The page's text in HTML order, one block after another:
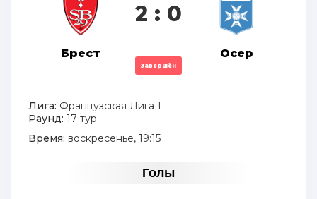
Брест
2 : 0
Завершён
Осер
Лига: Французская Лига 1
Раунд: 17 тур
Время: воскресенье, 19:15
Голы